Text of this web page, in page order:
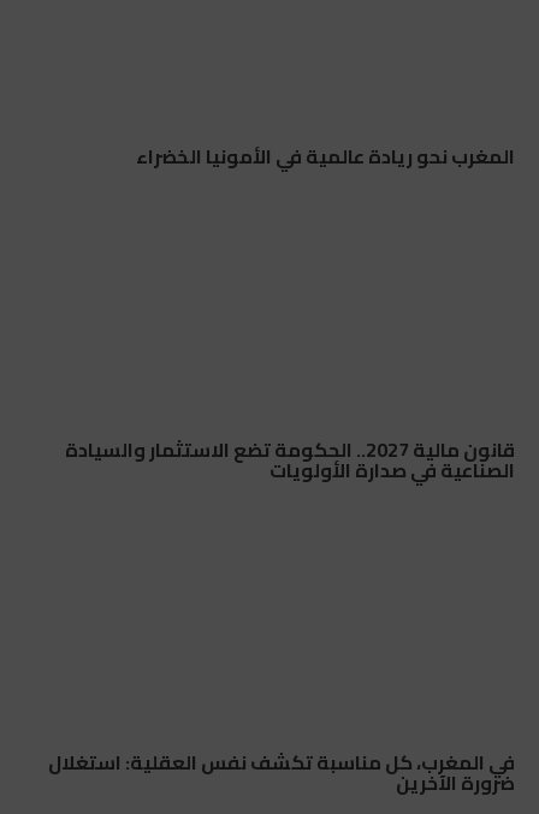
المغرب نحو ريادة عالمية في الأمونيا الخضراء
قانون مالية 2027.. الحكومة تضع الاستثمار والسيادة
الصناعية في صدارة الأولويات
في المغرب، كل مناسبة تكشف نفس العقلية: استغلال
ضرورة الآخرين